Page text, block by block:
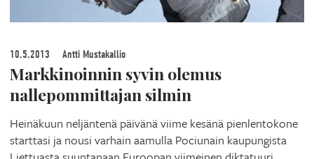
10.5.2013 Antti Mustakallio
Markkinoinnin syvin olemus
nallepommittajan silmin
Heinäkuun neljäntenä päivänä viime kesänä pienlentokone
starttasi ja nousi varhain aamulla Pociunain kaupungista